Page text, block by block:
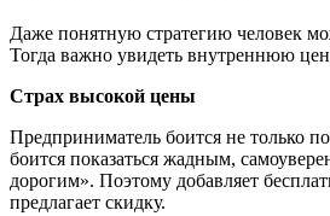
Даже понятную стратегию человек
Тогда важно увидеть внутреннюю
Страх высокой цены
Предприниматель боится не только
боится показаться жадным,
дорогим». Поэтому добавляет
предлагает скидку.